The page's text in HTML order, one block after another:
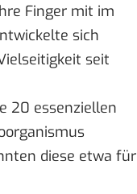
Finger mit im
sich
seit
20 essenziellen
diese etwa für